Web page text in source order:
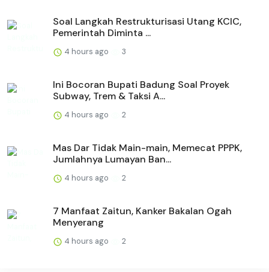
Soal Langkah Restrukturisasi Utang KCIC,
Pemerintah Diminta ...
4 hours ago 3
Ini Bocoran Bupati Badung Soal Proyek
Subway, Trem & Taksi A...
4 hours ago 2
Mas Dar Tidak Main-main, Memecat PPPK,
Jumlahnya Lumayan Ban...
4 hours ago 2
7 Manfaat Zaitun, Kanker Bakalan Ogah
Menyerang
4 hours ago 2